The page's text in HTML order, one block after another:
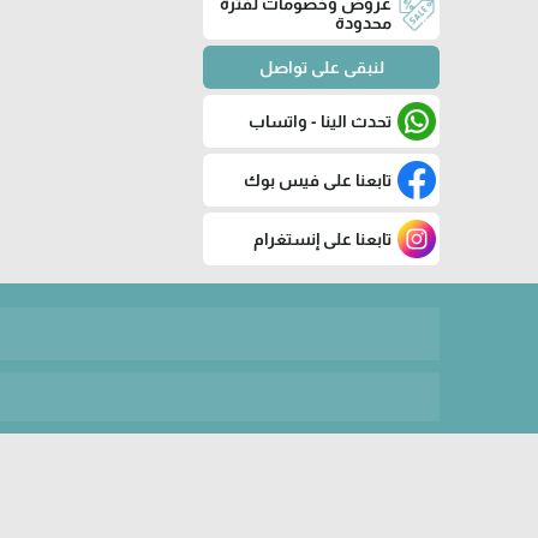
محدودة
لنبقى على تواصل
تحدث الينا - واتساب
تابعنا على فيس بوك
تابعنا على إنستغرام